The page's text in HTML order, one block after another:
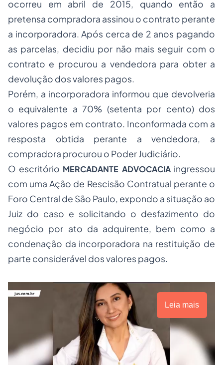
ocorreu em abril de 2015, quando então a
pretensa compradora assinou o contrato perante
a incorporadora. Após cerca de 2 anos pagando
as parcelas, decidiu por não mais seguir com o
contrato e procurou a vendedora para obter a
devolução dos valores pagos.
Porém, a incorporadora informou que devolveria
o equivalente a 70% (setenta por cento) dos
valores pagos em contrato. Inconformada com a
resposta obtida perante a vendedora, a
compradora procurou o Poder Judiciário.
O escritório MERCADANTE ADVOCACIAingressou
com uma Ação de Rescisão Contratual perante o
Foro Central de São Paulo, expondo a situação ao
Juiz do caso e solicitando o desfazimento do
negócio por ato da adquirente, bem como a
condenação da incorporadora na restituição de
parte considerável dos valores pagos.
Leia mais